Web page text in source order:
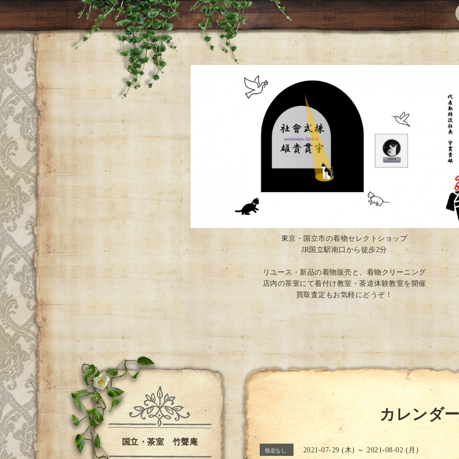
東京・国立市の着物セレクトショップ
JR国立駅南口から徒歩2分
リユース・新品の着物販売と、着物クリーニング
店内の茶室にて着付け教室・茶道体験教室を開催
買取査定もお気軽にどうぞ！
カレンダ
指定なし 2021-07-29 (木) ～ 2021-08-02 (月)
国立・茶室 竹聲庵